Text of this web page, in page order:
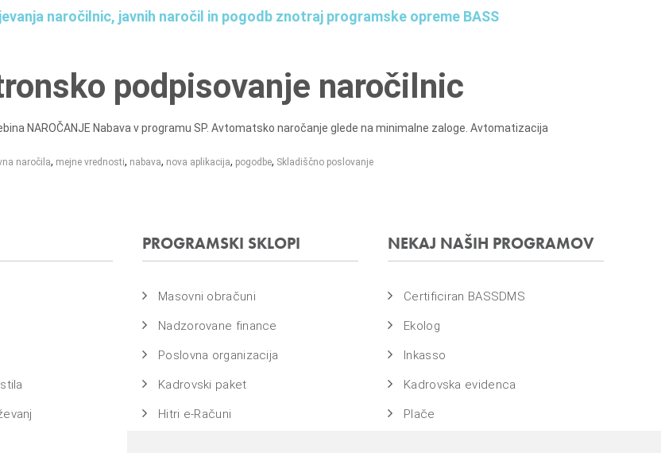
naročilnic, javnih naročil in pogodb znotraj programske opreme BASS
podpisovanje naročilnic
NAROČANJE Nabava v programu SP. Avtomatsko naročanje glede na minimalne zaloge. Avtomatizacija
naročila, mejne vrednosti, nabava, nova aplikacija, pogodbe, Skladiščno poslovanje
PROGRAMSKI SKLOPI
Masovni obračuni
Nadzorovane finance
Poslovna organizacija
Kadrovski paket
Hitri e-Računi
NEKAJ NAŠIH PROGRAMOV
Certificiran BASSDMS
Ekolog
Inkasso
Kadrovska evidenca
Plače